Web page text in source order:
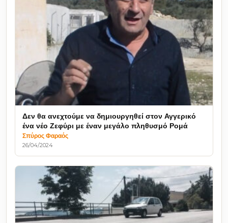
Δεν θα ανεχτούμε να δημιουργηθεί στον Αγγερικό
ένα νέο Ζεφύρι με έναν μεγάλο πληθυσμό Ρομά
Σπύρος Φαραός
26/04/2024